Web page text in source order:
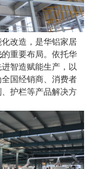
改造，是华铝家居
的重要布局。依托华
智造赋能生产，以
国经销商、消费者
护栏等产品解决方